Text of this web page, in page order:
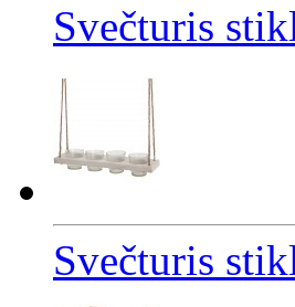
Svečturis
Svečturis